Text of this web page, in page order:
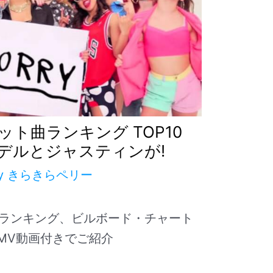
ト曲ランキング TOP10
ルとジャスティンが!
きらきらペリー
ンキング、ビルボード・チャート
動画付きでご紹介